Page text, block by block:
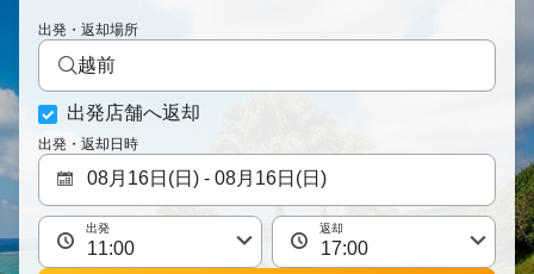
出発・返却場所
越前
出発店舗へ返却
出発・返却日時
出発 返却